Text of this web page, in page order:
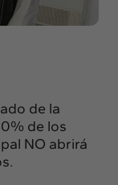
de la
de los
NO abrirá